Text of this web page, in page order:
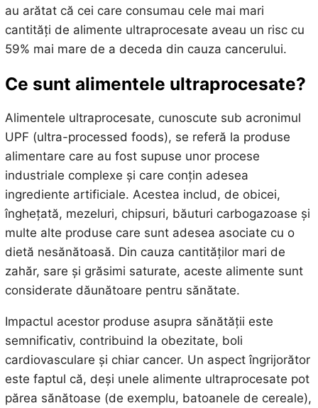
au arătat că cei care consumau cele mai mari
cantități de alimente ultraprocesate aveau un risc cu
59% mai mare de a deceda din cauza cancerului.
Ce sunt alimentele ultraprocesate?
Alimentele ultraprocesate, cunoscute sub acronimul
UPF (ultra-processed foods), se referă la produse
alimentare care au fost supuse unor procese
industriale complexe și care conțin adesea
ingrediente artificiale. Acestea includ, de obicei,
înghețată, mezeluri, chipsuri, băuturi carbogazoase și
multe alte produse care sunt adesea asociate cu o
dietă nesănătoasă. Din cauza cantităților mari de
zahăr, sare și grăsimi saturate, aceste alimente sunt
considerate dăunătoare pentru sănătate.
Impactul acestor produse asupra sănătății este
semnificativ, contribuind la obezitate, boli
cardiovasculare și chiar cancer. Un aspect îngrijorător
este faptul că, deși unele alimente ultraprocesate pot
părea sănătoase (de exemplu, batoanele de cereale),